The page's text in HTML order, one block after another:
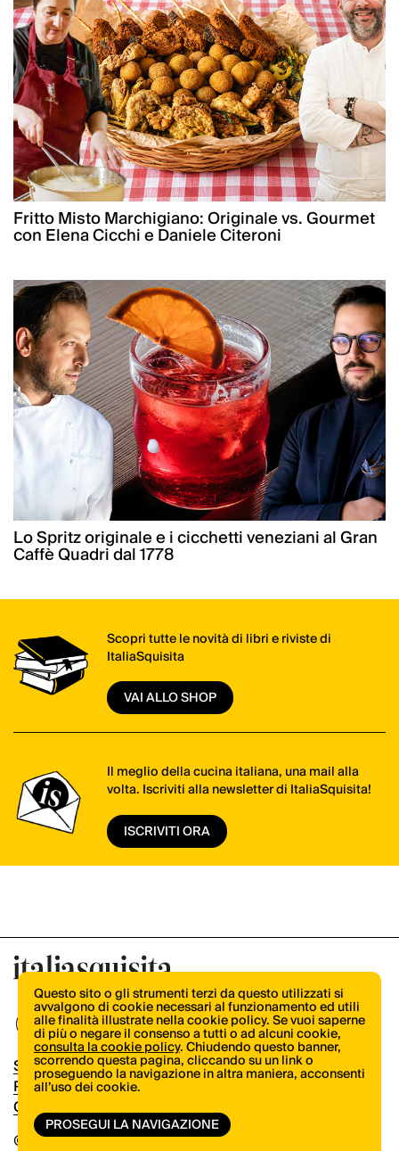
Fritto Misto Marchigiano: Originale vs. Gourmet
con Elena Cicchi e Daniele Citeroni
Lo Spritz originale e i cicchetti veneziani al Gran
Caffè Quadri dal 1778
Scopri tutte le novità di libri e riviste di
ItaliaSquisita
VAI ALLO SHOP
Il meglio della cucina italiana, una mail alla
volta. Iscriviti alla newsletter di ItaliaSquisita!
ISCRIVITI ORA
© Copyright 2026.Vertical.it
Shop
Pubblicità
Contatti
Questo sito o gli strumenti terzi da questo utilizzati si
avvalgono di cookie necessari al funzionamento ed utili
alle finalità illustrate nella cookie policy. Se vuoi saperne
di più o negare il consenso a tutti o ad alcuni cookie,
consulta la cookie policy. Chiudendo questo banner,
scorrendo questa pagina, cliccando su un link o
proseguendo la navigazione in altra maniera, acconsenti
all’uso dei cookie.
PROSEGUI LA NAVIGAZIONE